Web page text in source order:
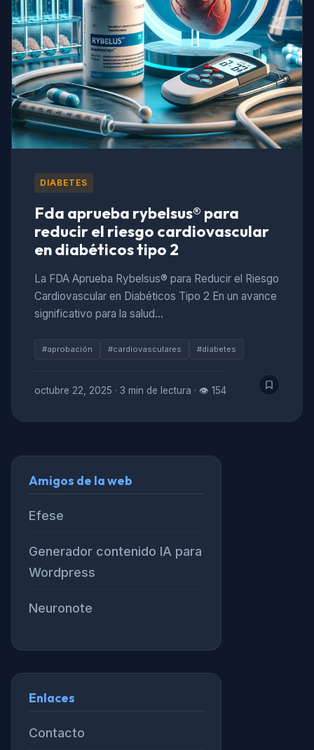
DIABETES
Fda aprueba rybelsus® para
reducir el riesgo cardiovascular
en diabéticos tipo 2
La FDA Aprueba Rybelsus® para Reducir el Riesgo
Cardiovascular en Diabéticos Tipo 2 En un avance
significativo para la salud…
#aprobación #cardiovasculares #diabetes
octubre 22, 2025 · 3 min de lectura · 👁 154
Amigos de la web
Efese
Generador contenido IA para
Wordpress
Neuronote
Enlaces
Contacto